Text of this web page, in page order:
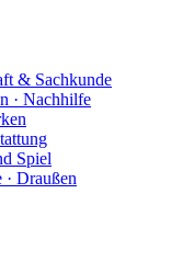
& Sachkunde
· Nachhilfe
Spiel
· Draußen